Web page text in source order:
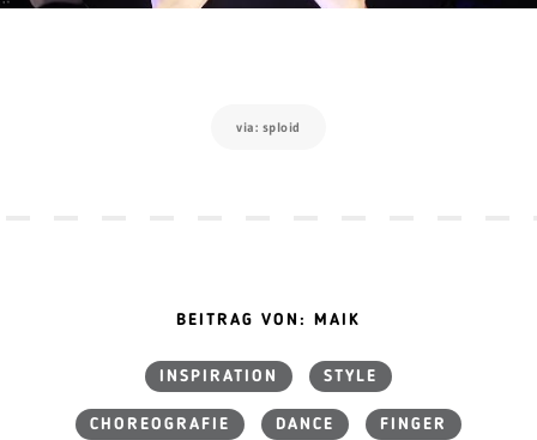
via: sploid
BEITRAG VON: MAIK
INSPIRATION STYLE
CHOREOGRAFIE DANCE FINGER